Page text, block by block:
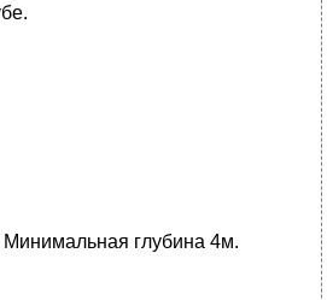
Минимальная глубина 4м.